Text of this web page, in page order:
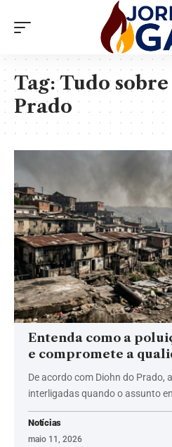
Tag:Tudo
Prado
Entenda como a
e compromete a
De acordo com Diohn do Prado,
interligadas quando o assunto
Notícias
maio 11, 2026